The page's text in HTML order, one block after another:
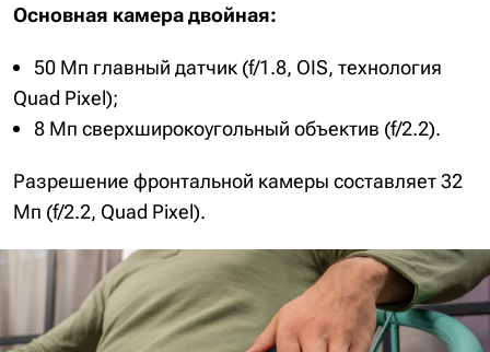
Основная камера двойная:
50 Мп главный датчик (f/1.8, OIS, технология
Quad Pixel);
8 Мп сверхширокоугольный объектив (f/2.2).
Разрешение фронтальной камеры составляет 32
Мп (f/2.2, Quad Pixel).